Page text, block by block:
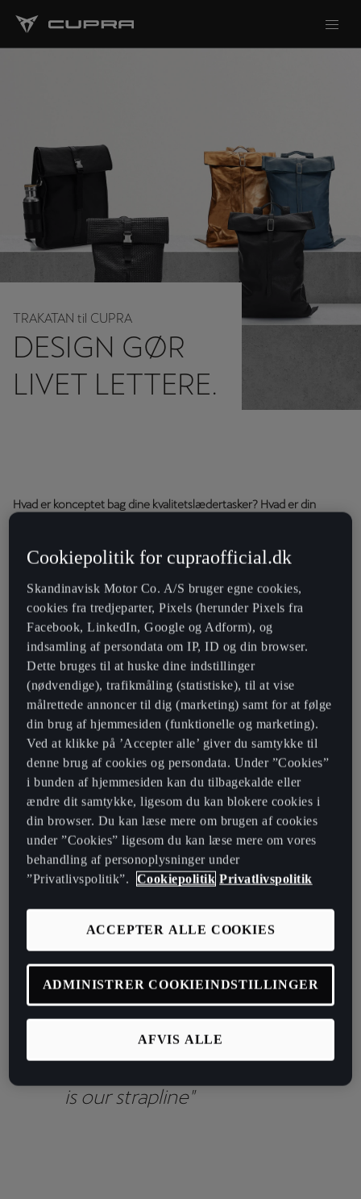
TRAKATAN til CUPRA
DESIGN GØR
LIVET LETTERE.
Hvad er konceptet bag dine kvalitetslædertasker? Hvad er din
Personligt foretrækker vi en brugt taske frem for en ny. Vi kan ikke
fortæller det en historie om, hvor du har været i livet. Kun tid kan
tilføje det sidste præg af stil til lædervarer. Og vi mener, at økologi
handler om at fremstille produkter af høj kvalitet, der holder over
tid.
Hos CUPRA mener vi, at raffinement betyder høj kvalitet. Er du
enig?
Luksus betyder høj kvalitet. Høj kvalitet betyder tid. Tid til at forske,
finde de bedste materialer, til at designe, teste og lave detaljer, der
bringer produktet til et nyt niveau. Når du respekterer tid, er
slutresultatet et sofistikeret produkt af høj kvalitet. Vil du prøve en
kage, der var blevet bagt i kun 10 minutter, når du ved, at den rette
bagtid er 20? Tid er kerneværdien af ​​håndværk.
Hos CUPRA tror vi på raffinement og håndværk, går hånd i hånd.
Hvordan fungerer denne kombination for dig?
produkter i Italien, i vores lille TRAKATAN-værksted i Torino. Vi
is our strapline"
Cookiepolitik for cupraofficial.dk
Skandinavisk Motor Co. A/S bruger egne cookies,
cookies fra tredjeparter, Pixels (herunder Pixels fra
Facebook, LinkedIn, Google og Adform), og
indsamling af persondata om IP, ID og din browser.
Dette bruges til at huske dine indstillinger
(nødvendige), trafikmåling (statistiske), til at vise
målrettede annoncer til dig (marketing) samt for at følge
din brug af hjemmesiden (funktionelle og marketing).
Ved at klikke på ’Accepter alle’ giver du samtykke til
denne brug af cookies og persondata. Under ”Cookies”
i bunden af hjemmesiden kan du tilbagekalde eller
ændre dit samtykke, ligesom du kan blokere cookies i
din browser. Du kan læse mere om brugen af cookies
under ”Cookies” ligesom du kan læse mere om vores
behandling af personoplysninger under
”Privatlivspolitik”.
Cookiepolitik Privatlivspolitik
AFVIS ALLE
ACCEPTER ALLE COOKIES
ADMINISTRER COOKIEINDSTILLINGER